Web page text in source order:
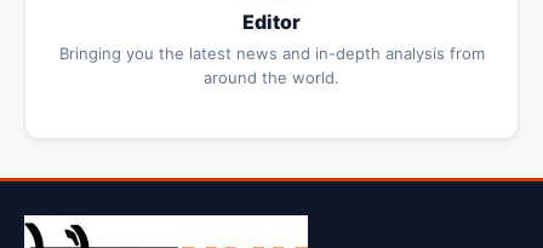
Editor
Bringing you the latest news and in-depth analysis from
around the world.